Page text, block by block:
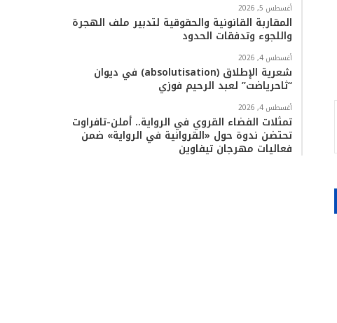
أغسطس 5, 2026
المقاربة القانونية والحقوقية لتدبير ملف الهجرة
واللجوء وتدفقات الحدود
أغسطس 4, 2026
شعرية الإطلاق (absolutisation) في ديوان
“ثاحرياضت” لعبد الرحيم فوزي
أغسطس 4, 2026
تمثلات الفضاء القروي في الرواية.. أملن-تافراوت
تحتضن ندوة حول «القروانية في الرواية» ضمن
فعاليات مهرجان تيفاوين